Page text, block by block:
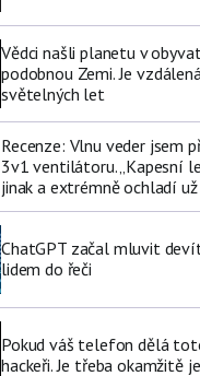
Vědci našli planetu v
podobnou Zemi. Je
světelných let
Recenze: Vlnu veder jsem
3v1 ventilátoru. „Kapesní
jinak a extrémně ochladí
ChatGPT začal mluvit
lidem do řeči
Pokud váš telefon dělá
hackeři. Je třeba okamžitě